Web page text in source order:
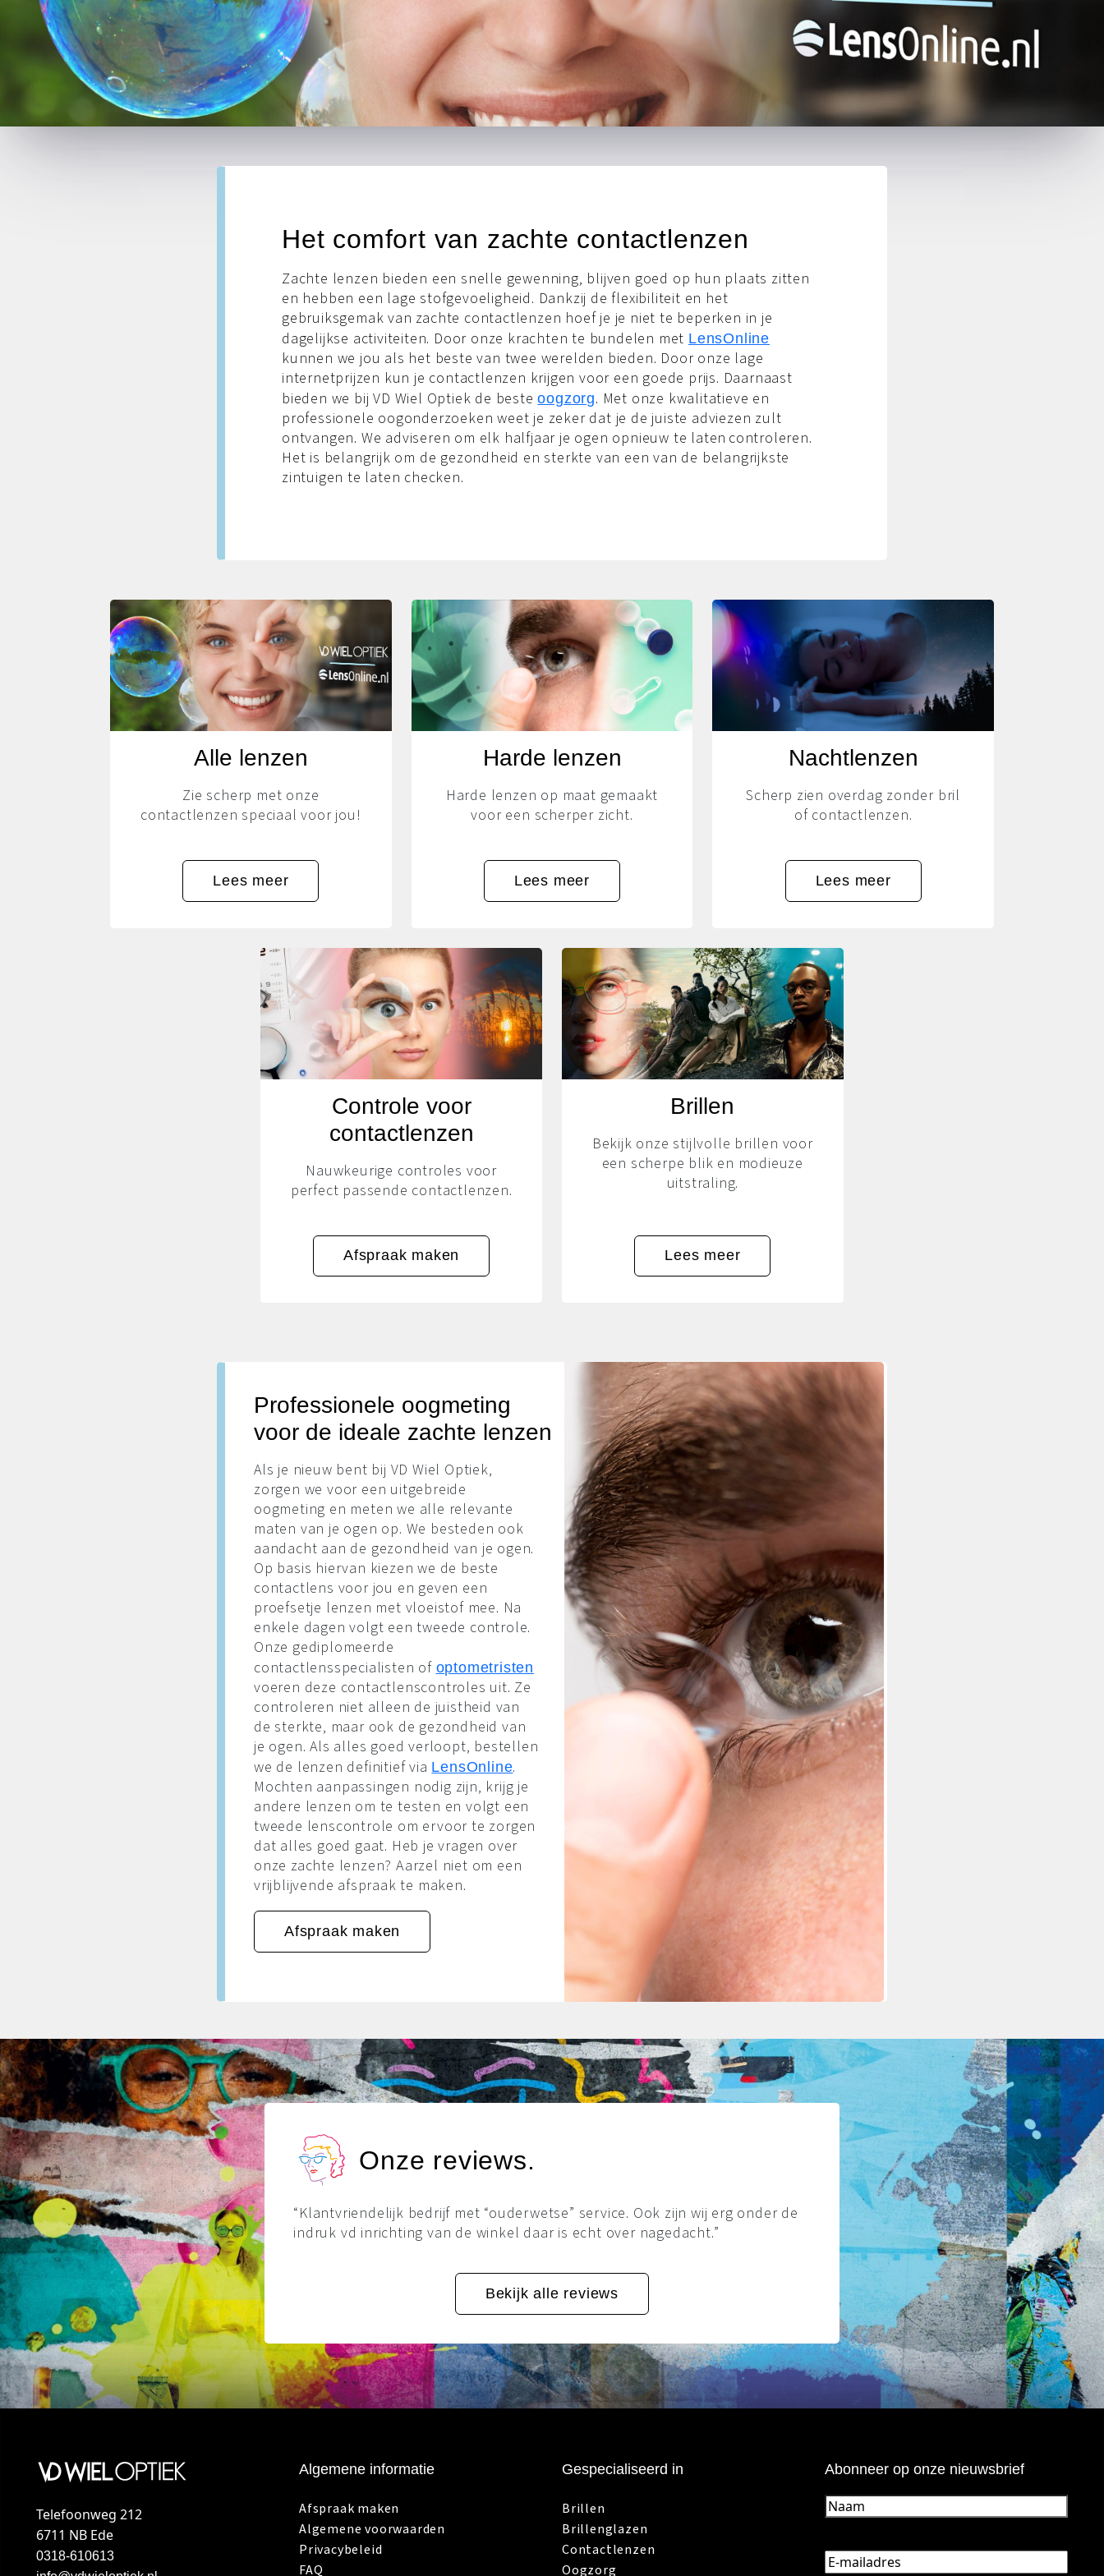
Het comfort van zachte contactlenzen
Zachte lenzen bieden een snelle gewenning, blijven goed op hun plaats zitten
en hebben een lage stofgevoeligheid. Dankzij de flexibiliteit en het
gebruiksgemak van zachte contactlenzen hoef je je niet te beperken in je
dagelijkse activiteiten. Door onze krachten te bundelen met LensOnline
kunnen we jou als het beste van twee werelden bieden. Door onze lage
internetprijzen kun je contactlenzen krijgen voor een goede prijs. Daarnaast
bieden we bij VD Wiel Optiek de besteoogzorg. Met onze kwalitatieve en
professionele oogonderzoeken weet je zeker dat je de juiste adviezen zult
ontvangen. We adviseren om elk halfjaar je ogen opnieuw te laten controleren.
Het is belangrijk om de gezondheid en sterkte van een van de belangrijkste
zintuigen te laten checken.
Alle lenzen
Zie scherp met onze
contactlenzen speciaal voor jou!
Lees meer
Harde lenzen
Harde lenzen op maat gemaakt
voor een scherper zicht.
Lees meer
Nachtlenzen
Scherp zien overdag zonder bril
of contactlenzen.
Lees meer
Controle voor
contactlenzen
Nauwkeurige controles voor
perfect passende contactlenzen.
Afspraak maken
Brillen
Bekijk onze stijlvolle brillen voor
een scherpe blik en modieuze
uitstraling.
Lees meer
Professionele oogmeting
voor de ideale zachte lenzen
Als je nieuw bent bij VD Wiel Optiek,
zorgen we voor een uitgebreide
oogmeting en meten we alle relevante
maten van je ogen op. We besteden ook
aandacht aan de gezondheid van je ogen.
Op basis hiervan kiezen we de beste
contactlens voor jou en geven een
proefsetje lenzen met vloeistof mee. Na
enkele dagen volgt een tweede controle.
Onze gediplomeerde
contactlensspecialisten ofoptometristen
voeren deze contactlenscontroles uit. Ze
controleren niet alleen de juistheid van
de sterkte, maar ook de gezondheid van
je ogen. Als alles goed verloopt, bestellen
we de lenzen definitief viaLensOnline.
Mochten aanpassingen nodig zijn, krijg je
andere lenzen om te testen en volgt een
tweede lenscontrole om ervoor te zorgen
dat alles goed gaat. Heb je vragen over
onze zachte lenzen? Aarzel niet om een
vrijblijvende afspraak te maken.
Afspraak maken
Onze reviews.
“Klantvriendelijk bedrijf met “ouderwetse” service. Ook zijn wij erg onder de
indruk vd inrichting van de winkel daar is echt over nagedacht.”
Bekijk alle reviews
Telefoonweg 212
6711 NB Ede
0318-610613
Algemene informatie
Afspraak maken
Algemene voorwaarden
Privacybeleid
FAQ
Gespecialiseerd in
Brillen
Brillenglazen
Contactlenzen
Oogzorg
Abonneer op onze nieuwsbrief
Naam(Vereist)
E-
mailadres(Vereist)